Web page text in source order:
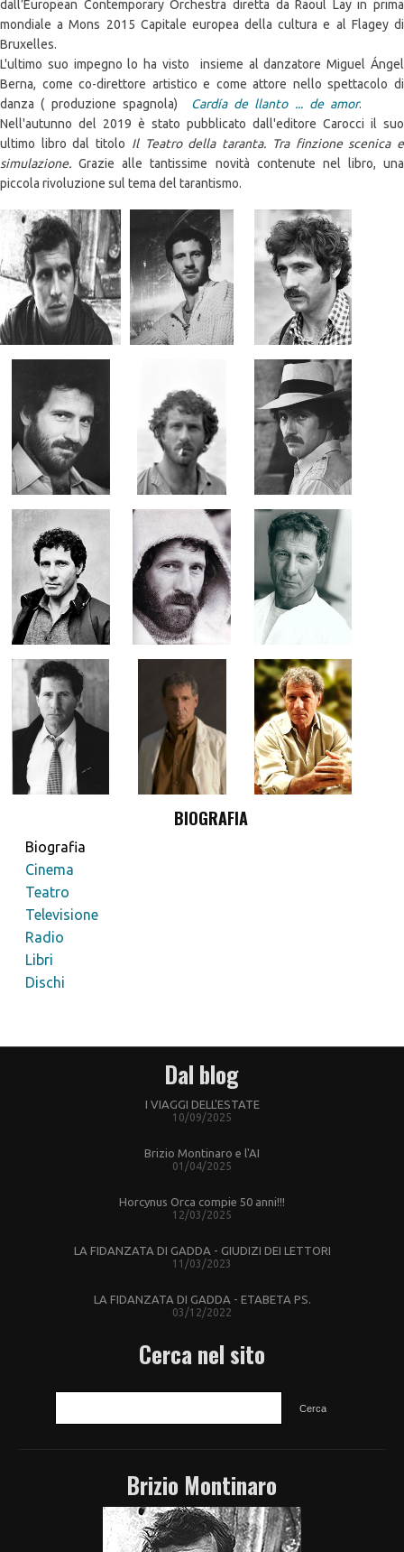
dall’European Contemporary Orchestra diretta da Raoul Lay in prima
mondiale a Mons 2015 Capitale europea della cultura e al Flagey di
Bruxelles.
L'ultimo suo impegno lo ha visto insieme al danzatore Miguel Ángel
Berna, come co-direttore artistico e come attore nello spettacolo di
danza ( produzione spagnola) Cardía de llanto ... de amor.
Nell'autunno del 2019 è stato pubblicato dall'editore Carocci il suo
ultimo libro dal titolo Il Teatro della taranta. Tra finzione scenica e
simulazione. Grazie alle tantissime novità contenute nel libro, una
piccola rivoluzione sul tema del tarantismo.
BIOGRAFIA
Biografia
Cinema
Teatro
Televisione
Radio
Libri
Dischi
Dal blog
I VIAGGI DELL'ESTATE
10/09/2025
Brizio Montinaro e l'AI
01/04/2025
Horcynus Orca compie 50 anni!!!
12/03/2025
LA FIDANZATA DI GADDA - GIUDIZI DEI LETTORI
11/03/2023
LA FIDANZATA DI GADDA - ETABETA PS.
03/12/2022
Cerca nel sito
Brizio Montinaro